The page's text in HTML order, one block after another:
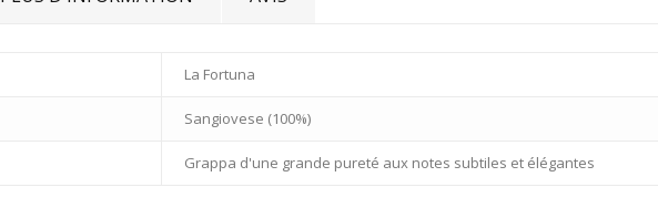
La Fortuna
Sangiovese (100%)
Grappa d'une grande pureté aux notes subtiles et élégantes